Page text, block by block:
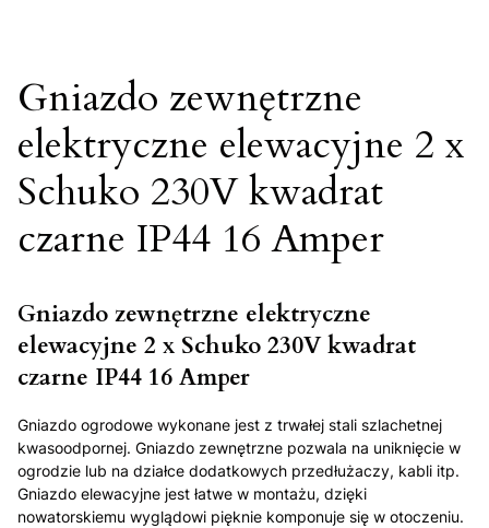
Gniazdo zewnętrzne
elektryczne elewacyjne 2 x
Schuko 230V kwadrat
czarne IP44 16 Amper
Gniazdo zewnętrzne elektryczne
elewacyjne 2 x Schuko 230V kwadrat
czarne IP44 16 Amper
Gniazdo ogrodowe wykonane jest z trwałej stali szlachetnej
kwasoodpornej. Gniazdo zewnętrzne pozwala na uniknięcie w
ogrodzie lub na działce dodatkowych przedłużaczy, kabli itp.
Gniazdo elewacyjne jest łatwe w montażu, dzięki
nowatorskiemu wyglądowi pięknie komponuje się w otoczeniu.